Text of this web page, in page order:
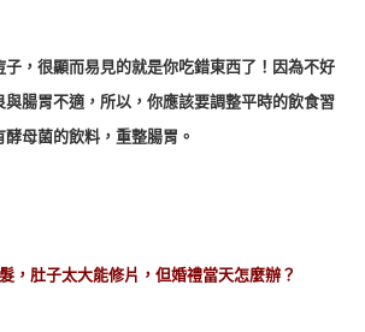
，很顯而易見的就是你吃錯東西了！因為不好
與腸胃不適，所以，你應該要調整平時的飲食習
母菌的飲料，重整腸胃。
，肚子太大能修片，但婚禮當天怎麼辦？